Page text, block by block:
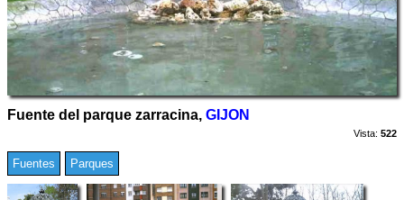
Fuente del parque zarracina, GIJON
Vista: 522
Fuentes Parques